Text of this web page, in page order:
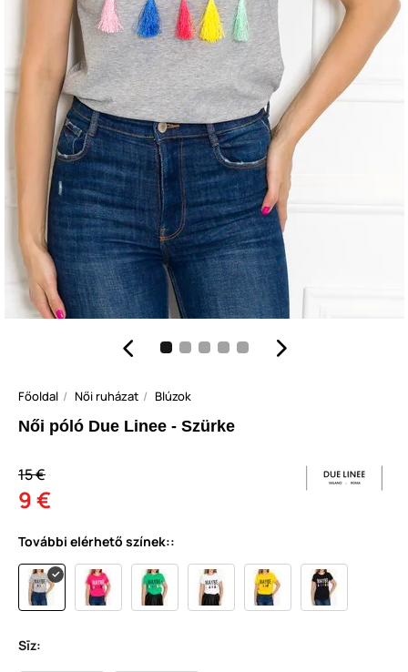
Főoldal Női ruházat Blúzok
Női póló Due Linee - Szürke
15 €
9 €
További elérhető színek::
Sīz: